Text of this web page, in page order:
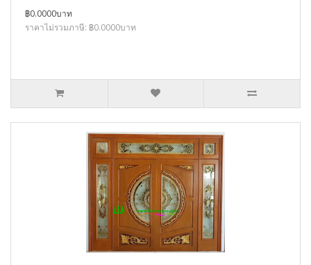
฿0.0000บาท
ราคาไม่รวมภาษี: ฿0.0000บาท